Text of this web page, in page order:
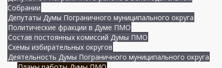
Собрании
Депутаты Думы Пограничного муниципального округа
Политические фракции в Думе ПМО
Состав постоянных комиссий Думы ПМО
Схемы избирательных округов
Деятельность Думы Пограничного муниципального округа